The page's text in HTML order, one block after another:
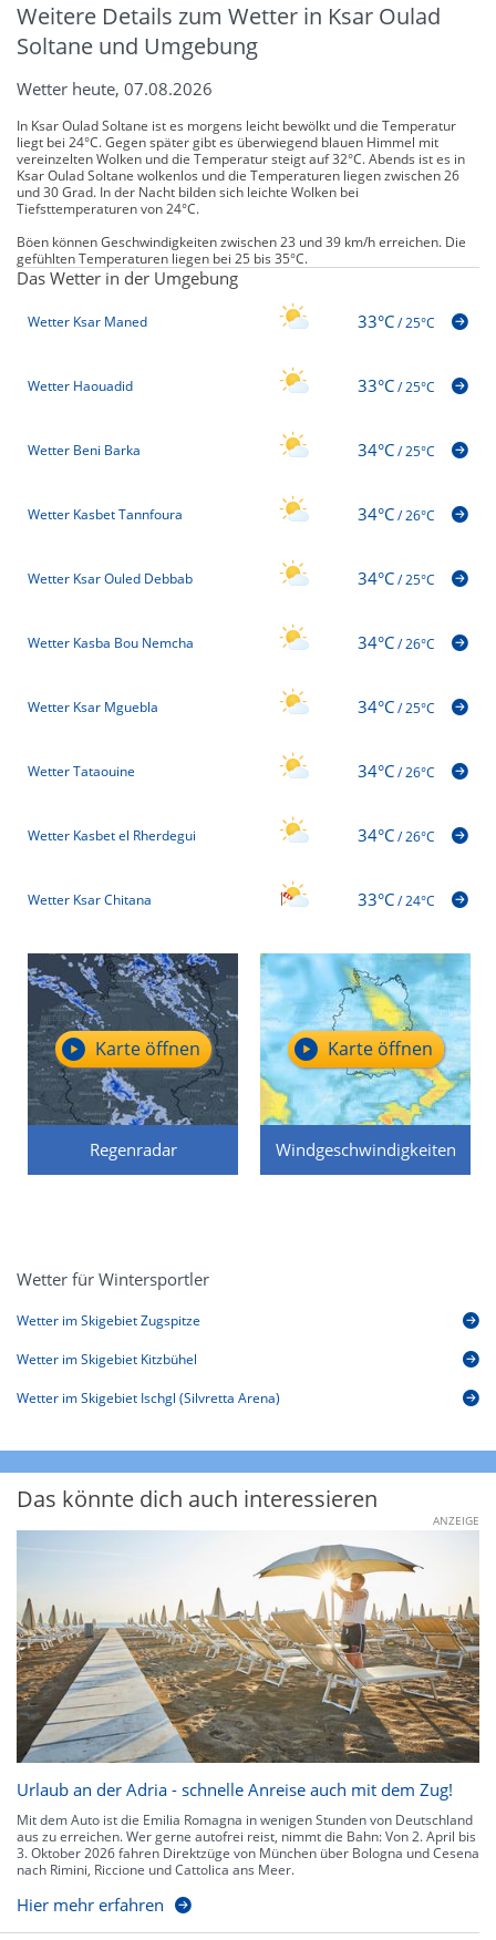
Weitere Details zum Wetter in Ksar Oulad
Soltane und Umgebung
Wetter heute, 07.08.2026
In Ksar Oulad Soltane ist es morgens leicht bewölkt und die Temperatur
liegt bei 24°C. Gegen später gibt es überwiegend blauen Himmel mit
vereinzelten Wolken und die Temperatur steigt auf 32°C. Abends ist es in
Ksar Oulad Soltane wolkenlos und die Temperaturen liegen zwischen 26
und 30 Grad. In der Nacht bilden sich leichte Wolken bei
Tiefsttemperaturen von 24°C.
Böen können Geschwindigkeiten zwischen 23 und 39 km/h erreichen. Die
gefühlten Temperaturen liegen bei 25 bis 35°C.
Das Wetter in der Umgebung
Wetter Ksar Maned 33°C/25°C
Wetter Haouadid 33°C/25°C
Wetter Beni Barka 34°C/25°C
Wetter Kasbet Tannfoura 34°C/26°C
Wetter Ksar Ouled Debbab 34°C/25°C
Wetter Kasba Bou Nemcha 34°C/26°C
Wetter Ksar Mguebla 34°C/25°C
Wetter Tataouine 34°C/26°C
Wetter Kasbet el Rherdegui 34°C/26°C
Wetter Ksar Chitana 33°C/24°C
Regenradar
Karte öffnen
Windgeschwindigkeiten
Karte öffnen
Wetter für Wintersportler
Wetter im Skigebiet Zugspitze
Wetter im Skigebiet Kitzbühel
Wetter im Skigebiet Ischgl (Silvretta Arena)
Das könnte dich auch interessieren
ANZEIGE
Urlaub an der Adria - schnelle Anreise auch mit dem Zug!
Mit dem Auto ist die Emilia Romagna in wenigen Stunden von Deutschland
aus zu erreichen. Wer gerne autofrei reist, nimmt die Bahn: Von 2. April bis
3. Oktober 2026 fahren Direktzüge von München über Bologna und Cesena
nach Rimini, Riccione und Cattolica ans Meer.
Hier mehr erfahren